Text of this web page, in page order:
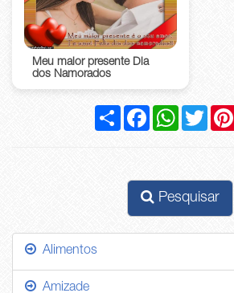
Meu maior presente Dia
dos Namorados
CompartilharFacebookWhatsApp
Twitter
Pesquisar
Alimentos
Amizade